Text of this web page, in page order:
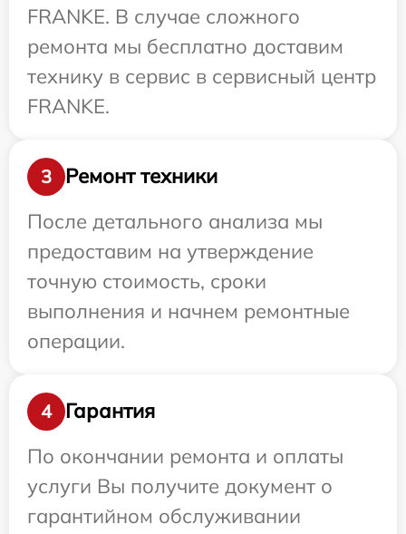
FRANKE. В случае сложного
ремонта мы бесплатно доставим
технику в сервис в сервисный центр
FRANKE.
3
Ремонт техники
После детального анализа мы
предоставим на утверждение
точную стоимость, сроки
выполнения и начнем ремонтные
операции.
4
Гарантия
По окончании ремонта и оплаты
услуги Вы получите документ о
гарантийном обслуживании